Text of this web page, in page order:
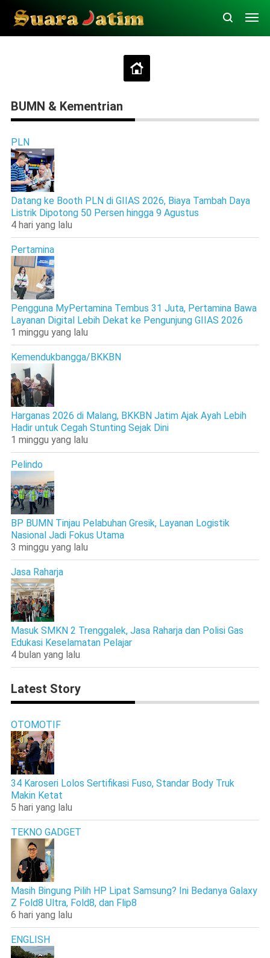
BUMN & Kementrian
PLN
Datang ke Booth PLN di GIIAS 2026, Biaya Tambah Daya
Listrik Dipotong 50 Persen hingga 9 Agustus
4 hari yang lalu
Pertamina
Pengguna MyPertamina Tembus 31 Juta, Pertamina Bawa
Layanan Digital Lebih Dekat ke Pengunjung GIIAS 2026
1 minggu yang lalu
Kemendukbangga/BKKBN
Harganas 2026 di Malang, BKKBN Jatim Ajak Ayah Lebih
Hadir untuk Cegah Stunting Sejak Dini
1 minggu yang lalu
Pelindo
BP BUMN Tinjau Pelabuhan Gresik, Layanan Logistik
Nasional Jadi Fokus Utama
3 minggu yang lalu
Jasa Raharja
Masuk SMKN 2 Trenggalek, Jasa Raharja dan Polisi Gas
Edukasi Keselamatan Pelajar
4 bulan yang lalu
Latest Story
OTOMOTIF
34 Karoseri Lolos Sertifikasi Fuso, Standar Body Truk
Makin Ketat
5 hari yang lalu
TEKNO GADGET
Masih Bingung Pilih HP Lipat Samsung? Ini Bedanya Galaxy
Z Fold8 Ultra, Fold8, dan Flip8
6 hari yang lalu
ENGLISH